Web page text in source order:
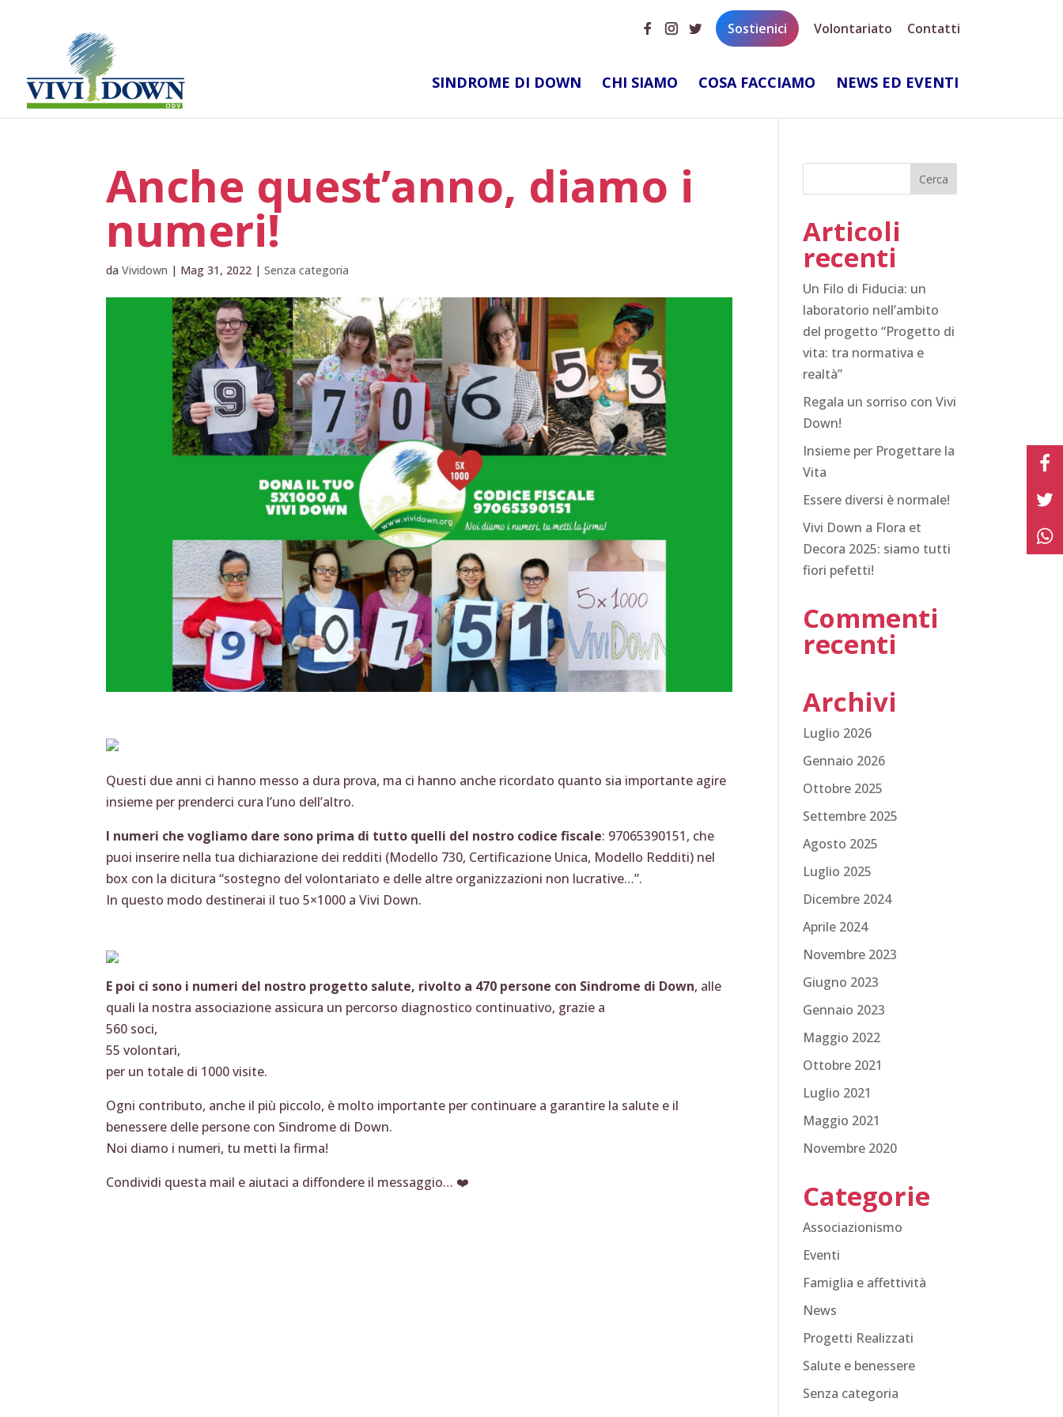
Sostienici Volontariato Contatti
SINDROME DI DOWN CHI SIAMO COSA FACCIAMO NEWS ED EVENTI
Anche quest’anno, diamo i
numeri!
daVividown | Mag 31, 2022 |Senza categoria
Questi due anni ci hanno messo a dura prova, ma ci hanno anche ricordato quanto sia importante agire
insieme per prenderci cura l’uno dell’altro.
I numeri che vogliamo dare sono prima di tutto quelli del nostro codice fiscale: 97065390151, che
puoi inserire nella tua dichiarazione dei redditi (Modello 730, Certificazione Unica, Modello Redditi) nel
box con la dicitura “sostegno del volontariato e delle altre organizzazioni non lucrative…”.
In questo modo destinerai il tuo 5×1000 a Vivi Down.
E poi ci sono i numeri del nostro progetto salute, rivolto a 470 persone con Sindrome di Down, alle
quali la nostra associazione assicura un percorso diagnostico continuativo, grazie a
560 soci,
55 volontari,
per un totale di 1000 visite.
Ogni contributo, anche il più piccolo, è molto importante per continuare a garantire la salute e il
benessere delle persone con Sindrome di Down.
Noi diamo i numeri, tu metti la firma!
Condividi questa mail e aiutaci a diffondere il messaggio… ❤️
Articoli
recenti
Un Filo di Fiducia: un
laboratorio nell’ambito
del progetto “Progetto di
vita: tra normativa e
realtà”
Regala un sorriso con Vivi
Down!
Insieme per Progettare la
Vita
Essere diversi è normale!
Vivi Down a Flora et
Decora 2025: siamo tutti
fiori pefetti!
Commenti
recenti
Archivi
Luglio 2026
Gennaio 2026
Ottobre 2025
Settembre 2025
Agosto 2025
Luglio 2025
Dicembre 2024
Aprile 2024
Novembre 2023
Giugno 2023
Gennaio 2023
Maggio 2022
Ottobre 2021
Luglio 2021
Maggio 2021
Novembre 2020
Categorie
Associazionismo
Eventi
Famiglia e affettività
News
Progetti Realizzati
Salute e benessere
Senza categoria